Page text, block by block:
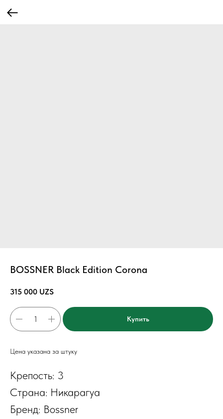
BOSSNER Black Edition Corona
315 000 UZS
Купить
Цена указана за штуку
Крепость: 3
Страна: Никарагуа
Бренд: Bossner